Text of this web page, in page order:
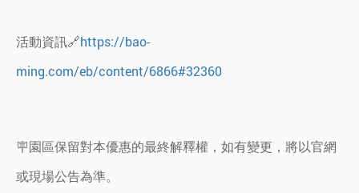
活動資訊🔗https://bao-
ming.com/eb/content/6866#32360
🪧園區保留對本優惠的最終解釋權，如有變更，將以官網
或現場公告為準。